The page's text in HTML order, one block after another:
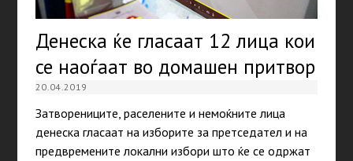
Денеска ќе гласаат 12 лица кои
се наоѓаат во домашен притвор
20.04.2019
Затворениците, раселените и немоќните лица
денеска гласаат на изборите за претседател и на
предвремените локални избори што ќе се одржат